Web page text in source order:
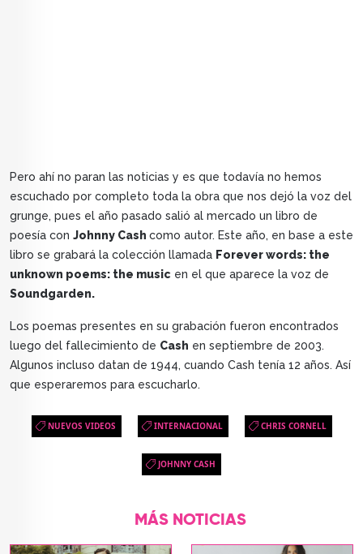
Pero ahí no paran las noticias y es que todavía no hemos
escuchado por completo toda la obra que nos dejó la voz del
grunge, pues el año pasado salió al mercado un libro de
poesía con Johnny Cash como autor. Este año, en base a este
libro se grabará la colección llamada Forever words: the
unknown poems: the music en el que aparece la voz de
Soundgarden.
Los poemas presentes en su grabación fueron encontrados
luego del fallecimiento de Cash en septiembre de 2003.
Algunos incluso datan de 1944, cuando Cash tenía 12 años. Así
que esperaremos para escucharlo.
NUEVOS VIDEOS INTERNACIONAL CHRIS CORNELL
JOHNNY CASH
MÁS NOTICIAS